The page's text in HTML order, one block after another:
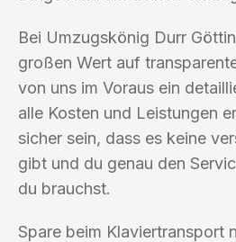
Bei Umzugskönig Durr
großen Wert auf
von uns im Voraus ein
alle Kosten und Leistungen
sicher sein, dass es keine
gibt und du genau den
du brauchst.
Spare beim Klaviertransport